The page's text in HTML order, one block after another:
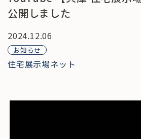
公開しました
2024.12.06
お知らせ
住宅展示場ネット